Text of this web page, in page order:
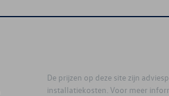
De prijzen op deze site zijn
installatiekosten. Voor meer